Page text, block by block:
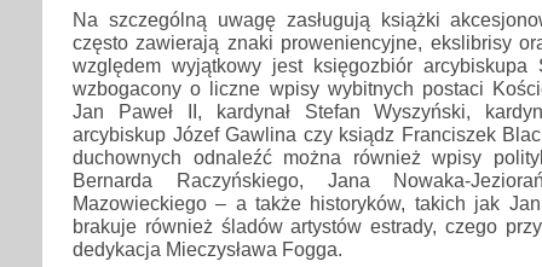
Na szczególną uwagę zasługują książki
często zawierają znaki proweniencyjne, ekslibrisy
względem wyjątkowy jest księgozbiór arcybiskupa
wzbogacony o liczne wpisy wybitnych postaci
Jan Paweł II, kardynał Stefan Wyszyński,
arcybiskup Józef Gawlina czy ksiądz Franciszek
duchownych odnaleźć można również wpisy
Bernarda Raczyńskiego, Jana Nowaka-
Mazowieckiego – a także historyków, takich jak
brakuje również śladów artystów estrady, czego
dedykacja Mieczysława Fogga.